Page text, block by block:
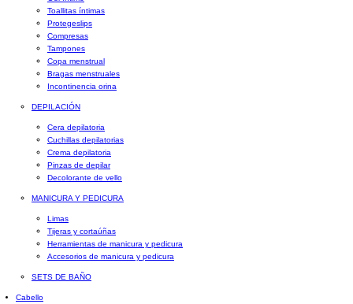
Toallitas íntimas
Protegeslips
Compresas
Tampones
Copa menstrual
Bragas menstruales
Incontinencia orina
DEPILACIÓN
Cera depilatoria
Cuchillas depilatorias
Crema depilatoria
Pinzas de depilar
Decolorante de vello
MANICURA Y PEDICURA
Limas
Tijeras y cortaúñas
Herramientas de manicura y pedicura
Accesorios de manicura y pedicura
SETS DE BAÑO
Cabello